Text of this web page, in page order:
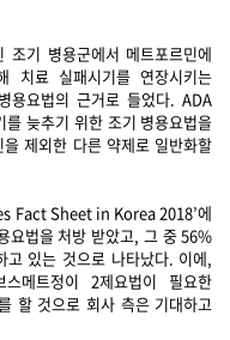
조기 병용군에서 메트포르민에
치료 실패시기를 연장시키는
용요법의 근거로 들었다. ADA
늦추기 위한 조기 병용요법을
제외한 다른 약제로 일반화할
Fact Sheet in Korea 2018’에
요법을 처방 받았고, 그 중 56%
고 있는 것으로 나타났다. 이에,
메트정이 2제요법이 필요한
할 것으로 회사 측은 기대하고